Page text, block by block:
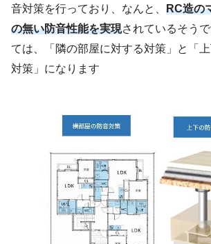
音対策を行っており、なんと、 RC造の
の無い防音性能を実現されているそう
ては、「隣の部屋に対する対策」と「
対策」になります